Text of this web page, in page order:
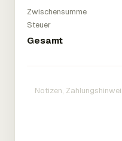
Zwischensumme
Steuer
Gesamt